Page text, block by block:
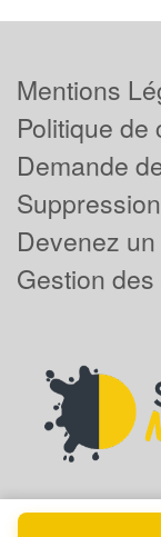
Mentions
Politique de
Demande
Devenez
Gestion